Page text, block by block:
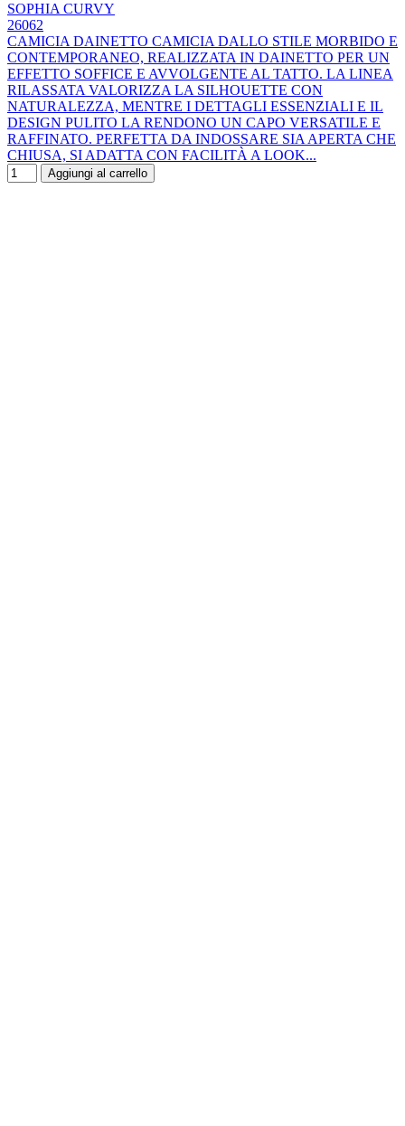
SOPHIA CURVY
26062
CAMICIA DAINETTO CAMICIA DALLO STILE MORBIDO E
CONTEMPORANEO, REALIZZATA IN DAINETTO PER UN
EFFETTO SOFFICE E AVVOLGENTE AL TATTO. LA LINEA
RILASSATA VALORIZZA LA SILHOUETTE CON
NATURALEZZA, MENTRE I DETTAGLI ESSENZIALI E IL
DESIGN PULITO LA RENDONO UN CAPO VERSATILE E
RAFFINATO. PERFETTA DA INDOSSARE SIA APERTA CHE
CHIUSA, SI ADATTA CON FACILITÀ A LOOK...
Aggiungi al carrello